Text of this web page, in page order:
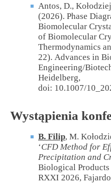
Antos, D.,
(2026). Phase
Biomolecular
of Biomolecular
Thermodynamics
22). Advances in
Engineering/
Heidelberg,
doi: 10.1007/
Wystąpienia
B. Filip, M.
‘CFD Method for
Precipitation and
Biological
RXXI 2026,